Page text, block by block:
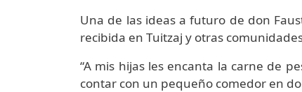
Una de las ideas a futuro de don
recibida en Tuitzaj y otras
“A mis hijas les encanta la carne de
contar con un pequeño comedor en